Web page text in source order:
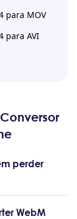
para MOV
para AVI
perder
WebM